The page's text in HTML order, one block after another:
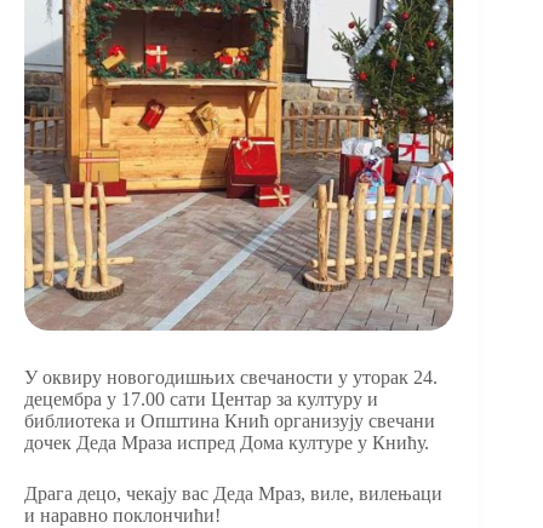
У оквиру новогодишњих свечаности у уторак 24.
децембра у 17.00 сати Центар за културу и
библиотека и Општина Кнић организују свечани
дочек Деда Мраза испред Дома културе у Книћу.
Драга децо, чекају вас Деда Мраз, виле, вилењаци
и наравно поклончићи!